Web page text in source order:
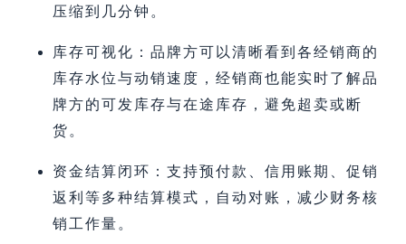
压缩到几分钟。
库存可视化：品牌方可以清晰看到各经销商的
库存水位与动销速度，经销商也能实时了解品
牌方的可发库存与在途库存，避免超卖或断
货。
资金结算闭环：支持预付款、信用账期、促销
返利等多种结算模式，自动对账，减少财务核
销工作量。